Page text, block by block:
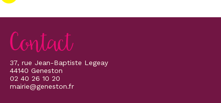
Contact
37, rue Jean-Baptiste Legeay
44140 Geneston
02 40 26 10 20
mairie@geneston.fr